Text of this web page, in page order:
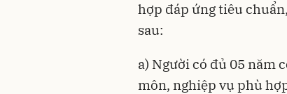
hợp đáp ứng tiêu
sau:
a) Người có đủ 05 năm
môn, nghiệp vụ phù